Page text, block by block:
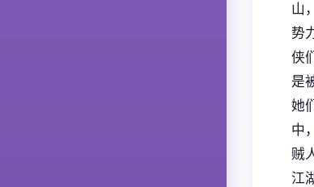
山
势
侠
是
她
中
贼
江